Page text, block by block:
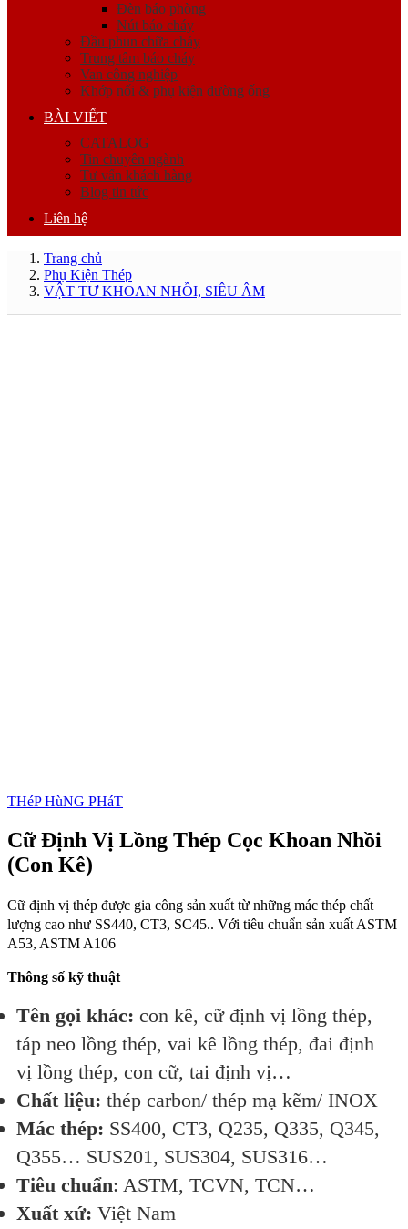
Đèn báo phòng
Nút báo cháy
Đầu phun chữa cháy
Trung tâm báo cháy
Van công nghiệp
Khớp nối & phụ kiện đường ống
BÀI VIẾT
CATALOG
Tin chuyên ngành
Tư vấn khách hàng
Blog tin tức
Liên hệ
Trang chủ
Phụ Kiện Thép
VẬT TƯ KHOAN NHỒI, SIÊU ÂM
THéP HùNG PHáT
Cữ Định Vị Lồng Thép Cọc Khoan Nhồi
(Con Kê)
Cữ định vị thép được gia công sản xuất từ những mác thép chất
lượng cao như SS440, CT3, SC45.. Với tiêu chuẩn sản xuất ASTM
A53, ASTM A106
Thông số kỹ thuật
Tên gọi khác: con kê, cữ định vị lồng thép,
táp neo lồng thép, vai kê lồng thép, đai định
vị lồng thép, con cữ, tai định vị…
Chất liệu: thép carbon/ thép mạ kẽm/ INOX
Mác thép: SS400, CT3, Q235, Q335, Q345,
Q355… SUS201, SUS304, SUS316…
Tiêu chuẩn: ASTM, TCVN, TCN…
Xuất xứ: Việt Nam